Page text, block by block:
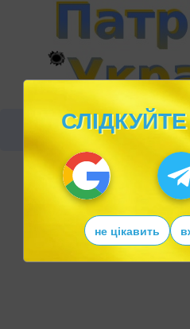
не цікавить